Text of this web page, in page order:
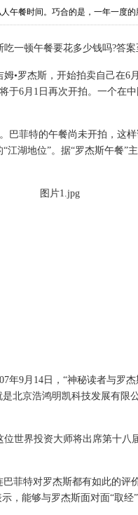
午餐时间。巧合的是，一年一度
一顿午餐要花多少钱吗?答案
罗杰斯，开始拍卖自己在6
于6月1日再次开拍。一个在
菲特的午餐尚未开拍，这样
江湖地位”。据“罗杰斯午餐”
9月14日，“神秘读者与罗杰
北京浩鸿明凯科技发展有限
世界投资大师将出席第十八
特对罗杰斯都有如此的评
，能够与罗杰斯面对面“取